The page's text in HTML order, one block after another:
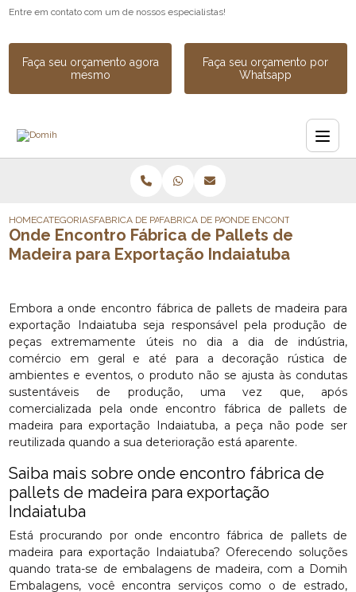
Entre em contato com um de nossos especialistas!
Faça seu orçamento agora
mesmo
Faça seu orçamento por
Whatsapp
HOMECATEGORIASFABRICA DE PALLETSFABRICA DE PALLETS DE MADEIRA
ONDE ENCONTRO FABRICA
Onde Encontro Fábrica de Pallets de
Madeira para Exportação Indaiatuba
Embora a onde encontro fábrica de pallets de madeira para
exportação Indaiatuba seja responsável pela produção de
peças extremamente úteis no dia a dia de indústria,
comércio em geral e até para a decoração rústica de
ambientes e eventos, o produto não se ajusta às condutas
sustentáveis de produção, uma vez que, após
comercializada pela onde encontro fábrica de pallets de
madeira para exportação Indaiatuba, a peça não pode ser
reutilizada quando a sua deterioração está aparente.
Saiba mais sobre onde encontro fábrica de
pallets de madeira para exportação
Indaiatuba
Está procurando por onde encontro fábrica de pallets de
madeira para exportação Indaiatuba? Oferecendo soluções
quando trata-se de embalagens de madeira, com a Domih
Embalagens, você encontra serviços como o de estrado,